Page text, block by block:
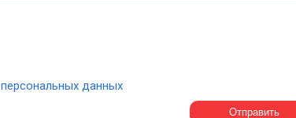
персональных данных